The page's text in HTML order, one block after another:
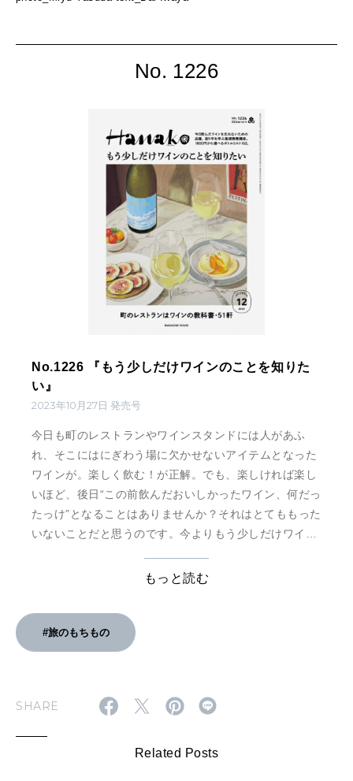
No. 1226
No.1226 『もう少しだけワインのことを知りた
い』
2023年10月27日 発売号
今日も町のレストランやワインスタンドには人があふ
れ、そこにはにぎわう場に欠かせないアイテムとなった
ワインが。楽しく飲む！が正解。でも、楽しければ楽し
いほど、後日“この前飲んだおいしかったワイン、何だっ
たっけ”となることはありませんか？それはとてももった
いないことだと思うのです。今よりもう少しだけワイン
ワイン”を忘れずにいられるようになるかもしれません。
トル。必要な知識・教養をまとめた「ワインがもっと楽
しくなる基礎 …
もっと読む
#旅のもちもの
SHARE
Related Posts